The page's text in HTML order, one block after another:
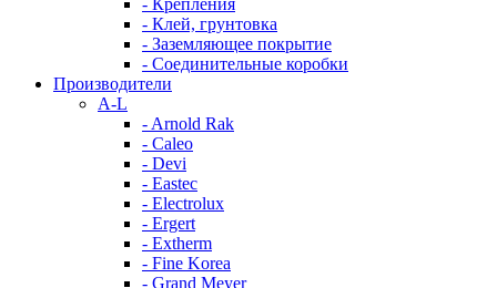
- Крепления
- Клей, грунтовка
- Заземляющее покрытие
- Соединительные коробки
Производители
A-L
- Arnold Rak
- Caleo
- Devi
- Eastec
- Electrolux
- Ergert
- Extherm
- Fine Korea
- Grand Meyer